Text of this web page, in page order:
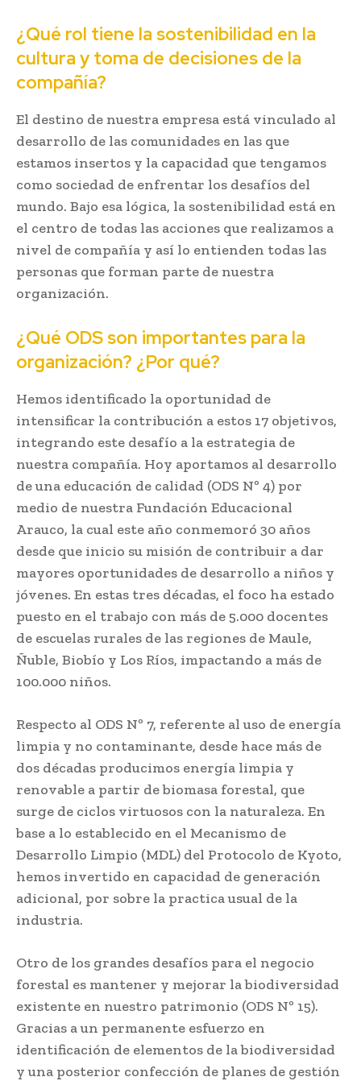
¿Qué rol tiene la sostenibilidad en la
cultura y toma de decisiones de la
compañía?
El destino de nuestra empresa está vinculado al
desarrollo de las comunidades en las que
estamos insertos y la capacidad que tengamos
como sociedad de enfrentar los desafíos del
mundo. Bajo esa lógica, la sostenibilidad está en
el centro de todas las acciones que realizamos a
nivel de compañía y así lo entienden todas las
personas que forman parte de nuestra
organización.
¿Qué ODS son importantes para la
organización? ¿Por qué?
Hemos identificado la oportunidad de
intensificar la contribución a estos 17 objetivos,
integrando este desafío a la estrategia de
nuestra compañía. Hoy aportamos al desarrollo
de una educación de calidad (ODS Nº 4) por
medio de nuestra Fundación Educacional
Arauco, la cual este año conmemoró 30 años
desde que inicio su misión de contribuir a dar
mayores oportunidades de desarrollo a niños y
jóvenes. En estas tres décadas, el foco ha estado
puesto en el trabajo con más de 5.000 docentes
de escuelas rurales de las regiones de Maule,
Ñuble, Biobío y Los Ríos, impactando a más de
100.000 niños.
Respecto al ODS Nº 7, referente al uso de energía
limpia y no contaminante, desde hace más de
dos décadas producimos energía limpia y
renovable a partir de biomasa forestal, que
surge de ciclos virtuosos con la naturaleza. En
base a lo establecido en el Mecanismo de
Desarrollo Limpio (MDL) del Protocolo de Kyoto,
hemos invertido en capacidad de generación
adicional, por sobre la practica usual de la
industria.
Otro de los grandes desafíos para el negocio
forestal es mantener y mejorar la biodiversidad
existente en nuestro patrimonio (ODS Nº 15).
Gracias a un permanente esfuerzo en
identificación de elementos de la biodiversidad
y una posterior confección de planes de gestión